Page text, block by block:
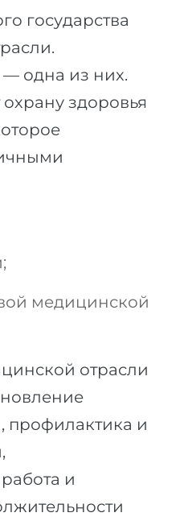
поступают
государства
одна из них.
здоровья
медицинской
отрасли
профилактика и
и